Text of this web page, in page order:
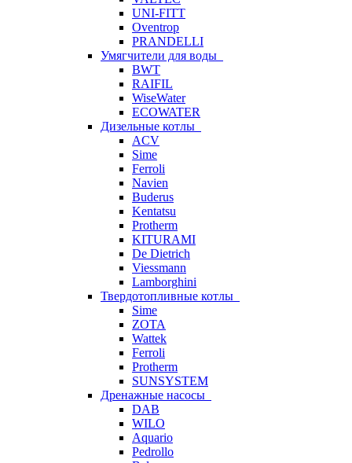
UNI-FITT
Oventrop
PRANDELLI
Умягчители для воды
BWT
RAIFIL
WiseWater
ECOWATER
Дизельные котлы
ACV
Sime
Ferroli
Navien
Buderus
Kentatsu
Protherm
KITURAMI
De Dietrich
Viessmann
Lamborghini
Твердотопливные котлы
Sime
ZOTA
Wattek
Ferroli
Protherm
SUNSYSTEM
Дренажные насосы
DAB
WILO
Aquario
Pedrollo